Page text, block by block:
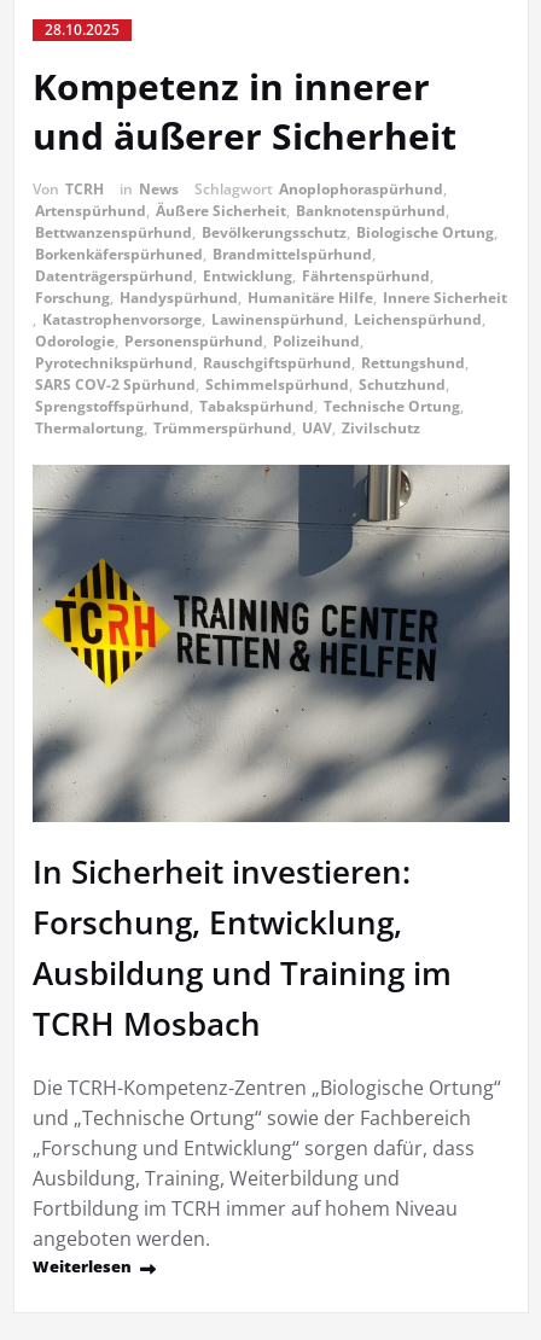
28.10.2025
Kompetenz in innerer
und äußerer Sicherheit
Von TCRH in News Schlagwort Anoplophoraspürhund,
Artenspürhund, Äußere Sicherheit, Banknotenspürhund,
Bettwanzenspürhund, Bevölkerungsschutz, Biologische Ortung,
Borkenkäferspürhuned, Brandmittelspürhund,
Datenträgerspürhund, Entwicklung, Fährtenspürhund,
Forschung, Handyspürhund, Humanitäre Hilfe, Innere Sicherheit
, Katastrophenvorsorge, Lawinenspürhund, Leichenspürhund,
Odorologie, Personenspürhund, Polizeihund,
Pyrotechnikspürhund, Rauschgiftspürhund, Rettungshund,
SARS COV-2 Spürhund, Schimmelspürhund, Schutzhund,
Sprengstoffspürhund, Tabakspürhund, Technische Ortung,
Thermalortung, Trümmerspürhund, UAV, Zivilschutz
In Sicherheit investieren:
Forschung, Entwicklung,
Ausbildung und Training im
TCRH Mosbach
Die TCRH-Kompetenz-Zentren „Biologische Ortung“
und „Technische Ortung“ sowie der Fachbereich
„Forschung und Entwicklung“ sorgen dafür, dass
Ausbildung, Training, Weiterbildung und
Fortbildung im TCRH immer auf hohem Niveau
angeboten werden.
Weiterlesen